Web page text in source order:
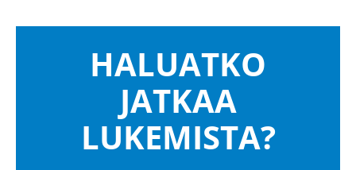
HALUATKO
JATKAA
LUKEMISTA?